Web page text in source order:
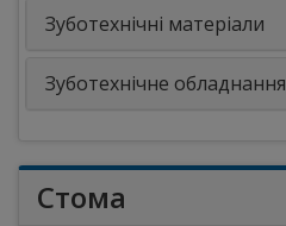
Зуботехнічні матеріали
Зуботехнічне обладнання
Стома